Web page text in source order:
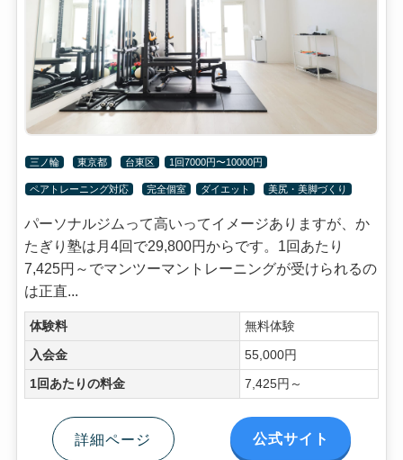
三ノ輪 東京都 台東区 1回7000円〜10000円
ペアトレーニング対応 完全個室 ダイエット 美尻・美脚づくり
パーソナルジムって高いってイメージありますが、か
たぎり塾は月4回で29,800円からです。1回あたり
7,425円～でマンツーマントレーニングが受けられるの
は正直...
体験料 無料体験
入会金 55,000円
1回あたりの料金 7,425円～
詳細ページ 公式サイト